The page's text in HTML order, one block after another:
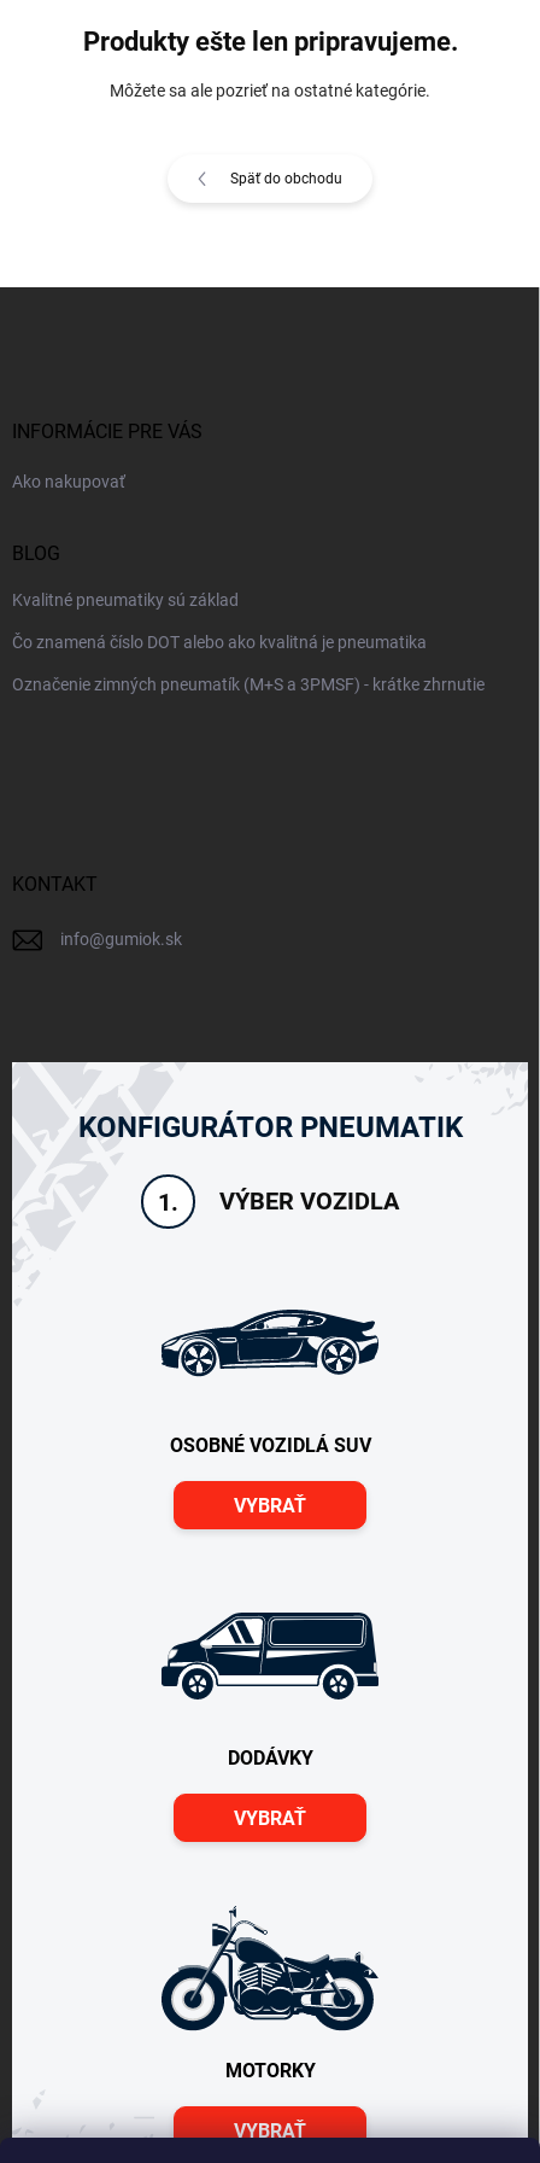
Produkty ešte len pripravujeme.
Môžete sa ale pozrieť na ostatné kategórie.
Späť do obchodu
INFORMÁCIE PRE VÁS
Ako nakupovať
BLOG
Kvalitné pneumatiky sú základ
Čo znamená číslo DOT alebo ako kvalitná je pneumatika
Označenie zimných pneumatík (M+S a 3PMSF) - krátke zhrnutie
KONTAKT
info@gumiok.sk
KONFIGURÁTOR PNEUMATIK
1. VÝBER VOZIDLA
OSOBNÉ VOZIDLÁ SUV
VYBRAŤ
DODÁVKY
VYBRAŤ
MOTORKY
VYBRAŤ